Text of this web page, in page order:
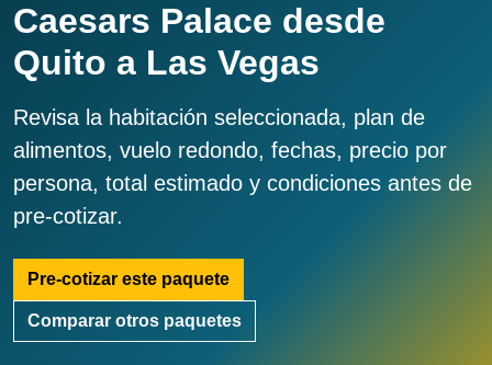
Caesars Palace desde
Quito a Las Vegas
Revisa la habitación seleccionada, plan de
alimentos, vuelo redondo, fechas, precio por
persona, total estimado y condiciones antes de
pre-cotizar.
Pre-cotizar este paquete
Comparar otros paquetes